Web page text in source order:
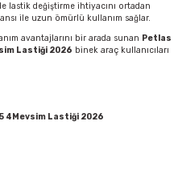
lastik değiştirme ihtiyacını ortadan
ile uzun ömürlü kullanım sağlar.
avantajlarını bir arada sunan Petlas
Lastiği 2026 binek araç kullanıcıları
4Mevsim Lastiği 2026